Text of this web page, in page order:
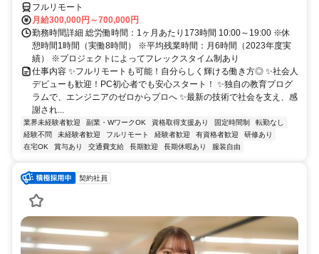
フルリモート
月給300,000円～700,000円
勤務時間詳細 総労働時間：1ヶ月あたり173時間 10:00～19:00 ※休
憩時間1時間（実働8時間） ※平均残業時間：月6時間（2023年度実
績） ※プロジェクトによってフレックスタイム制あり
仕事内容 ✨フルリモートも可能！自分らしく輝ける働き方◎ ✨社会人
デビューも歓迎！PC初心者でも安心スタート！ ✨独自の教育プログ
ラムで、エンジニアのゼロからプロへ ✨最新の技術で社会を支え、感
謝され...
業界未経験者歓迎 副業・WワークOK 資格取得支援あり 固定時間制
転勤なし
経験不問
未経験者歓迎 フルリモート 経験者歓迎 有資格者歓迎
研修あり
在宅OK
賞与あり 交通費支給 長期歓迎 長期休暇あり 服装自由
契約社員